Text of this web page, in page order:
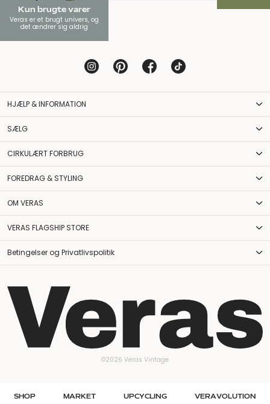
SHOP MARKET UPCYCLING VERAVOLUTION
Kun brugte varer
Veras er et brugt univers, og
det ændrer sig aldrig
HJÆLP & INFORMATION
SÆLG
CIRKULÆRT FORBRUG
FOREDRAG & STYLING
OM VERAS
VERAS FLAGSHIP STORE
Betingelser og Privatlivspolitik
©2026 Veras Vintage